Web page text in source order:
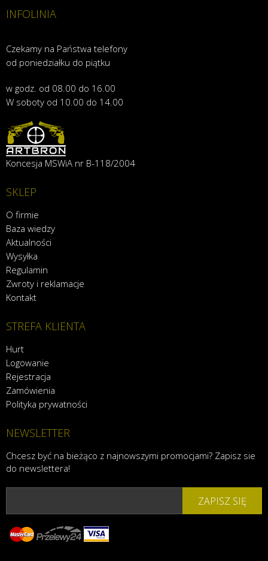
INFOLINIA
Czekamy na Państwa telefony
od poniedziałku do piątku
w godz. od 08.00 do 16.00
W soboty od 10.00 do 14.00
Koncesja MSWiA nr B-118/2004
SKLEP
O firmie
Baza wiedzy
Aktualności
Wysyłka
Regulamin
Zwroty i reklamacje
Kontakt
STREFA KLIENTA
Hurt
Logowanie
Rejestracja
Zamówienia
Polityka prywatności
NEWSLETTER
Chcesz być na bieżąco z najnowszymi promocjami? Zapisz sie
do newslettera!
ZAPISZ SIĘ